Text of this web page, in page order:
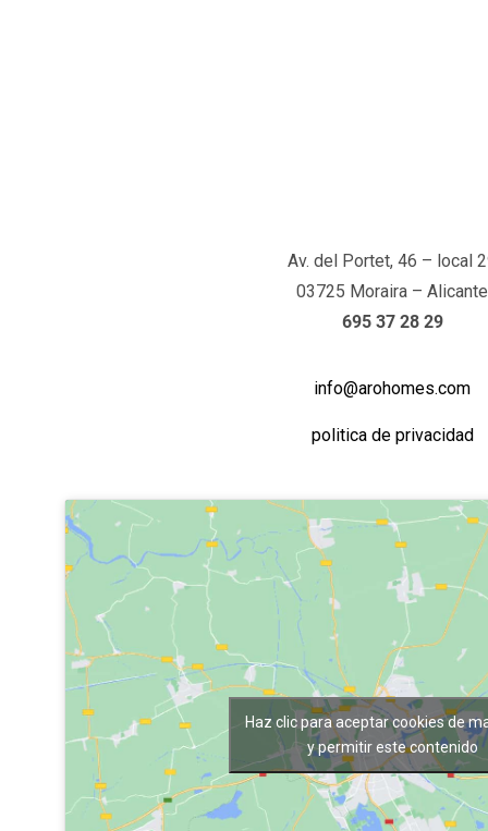
Av. del Portet, 46 – local
03725 Moraira – Alicante
695 37 28 29
info@arohomes.com
politica de privacidad
Haz clic para aceptar cookies de
y permitir este contenido